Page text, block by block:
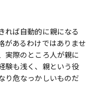
れば自動的に親になる
があるわけではありませ
実際のところ人が親に
験も浅く、親という役
り危なっかしいものだ